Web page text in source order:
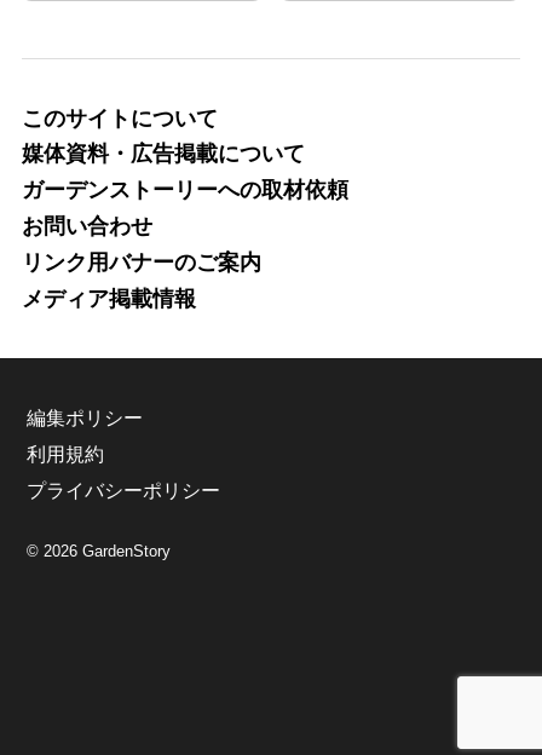
このサイトについて
媒体資料・広告掲載について
ガーデンストーリーへの取材依頼
お問い合わせ
リンク用バナーのご案内
メディア掲載情報
編集ポリシー
利用規約
プライバシーポリシー
© 2026 GardenStory